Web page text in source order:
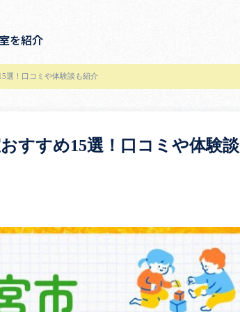
を紹介
選！口コミや体験談も紹介
すすめ15選！口コミや体験談